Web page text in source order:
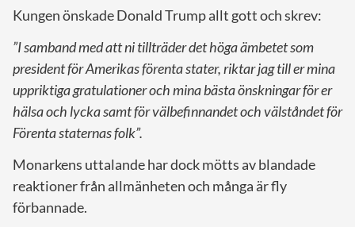
Kungen önskade Donald Trump allt gott och skrev:
”I samband med att ni tillträder det höga ämbetet som
president för Amerikas förenta stater, riktar jag till er mina
uppriktiga gratulationer och mina bästa önskningar för er
hälsa och lycka samt för välbefinnandet och välståndet för
Förenta staternas folk”.
Monarkens uttalande har dock mötts av blandade
reaktioner från allmänheten och många är fly
förbannade.